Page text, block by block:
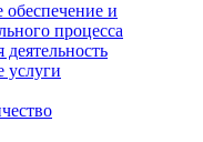
обеспечение и
процесса
услуги